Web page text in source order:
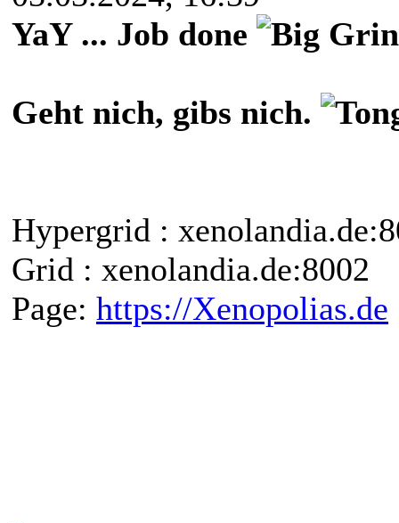
YaY ... Job done
Geht nich, gibs nich.
Hypergrid :
Grid : xenolandia.de:8002
Page: https://Xenopolias.de